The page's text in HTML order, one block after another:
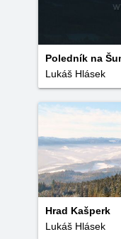
Poledník na
Lukáš Hlásek
Hrad Kašperk
Lukáš Hlásek